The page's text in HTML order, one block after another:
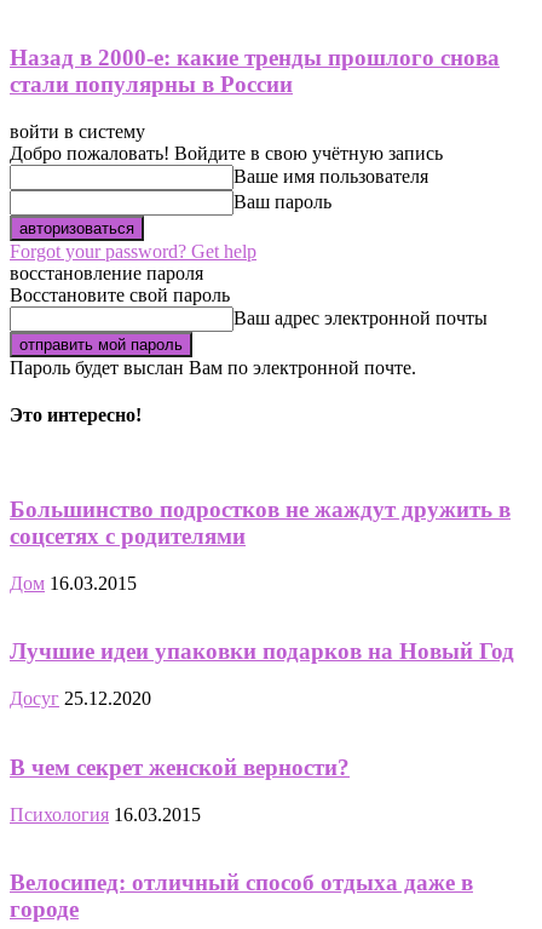
Назад в 2000-е: какие тренды прошлого снова
стали популярны в России
войти в систему
Добро пожаловать! Войдите в свою учётную запись
Ваше имя пользователя
Ваш пароль
Forgot your password? Get help
восстановление пароля
Восстановите свой пароль
Ваш адрес электронной почты
Пароль будет выслан Вам по электронной почте.
Это интересно!
Большинство подростков не жаждут дружить в
соцсетях с родителями
Дом 16.03.2015
Лучшие идеи упаковки подарков на Новый Год
Досуг 25.12.2020
В чем секрет женской верности?
Психология 16.03.2015
Велосипед: отличный способ отдыха даже в
городе